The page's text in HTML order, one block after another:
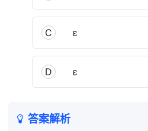
C ε
D ε
答案解析